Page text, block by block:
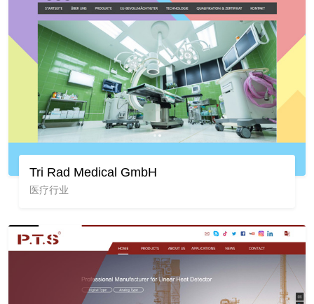
Tri Rad Medical GmbH
医疗行业